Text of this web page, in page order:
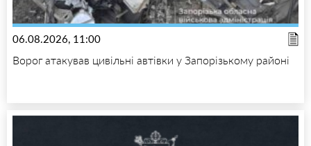
06.08.2026, 11:00
Ворог атакував цивільні автівки у Запорізькому районі